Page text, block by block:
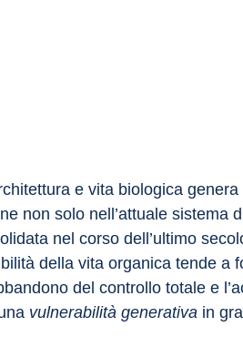
e vita biologica
non solo nell’attuale sistema
nel corso dell’ultimo
della vita organica tende a
del controllo totale e
vulnerabilità generativa in